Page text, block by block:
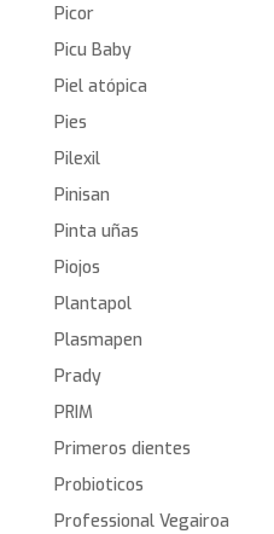
Picor
Picu Baby
Piel atópica
Pies
Pilexil
Pinisan
Pinta uñas
Piojos
Plantapol
Plasmapen
Prady
PRIM
Primeros dientes
Probioticos
Professional Vegairoa